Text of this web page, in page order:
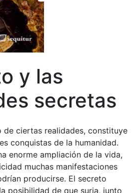
y las
secretas
de ciertas realidades, constituye
conquistas de la humanidad.
enorme ampliación de la vida,
muchas manifestaciones
producirse. El secreto
posibilidad de que surja, junto